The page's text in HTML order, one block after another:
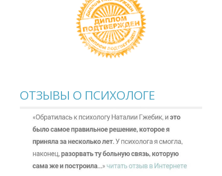
ОТЗЫВЫ О ПСИХОЛОГЕ